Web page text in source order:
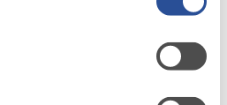
Daten zusammen, die du